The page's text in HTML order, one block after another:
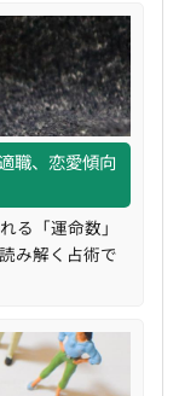
職、恋愛傾向
る「運命数」
み解く占術で